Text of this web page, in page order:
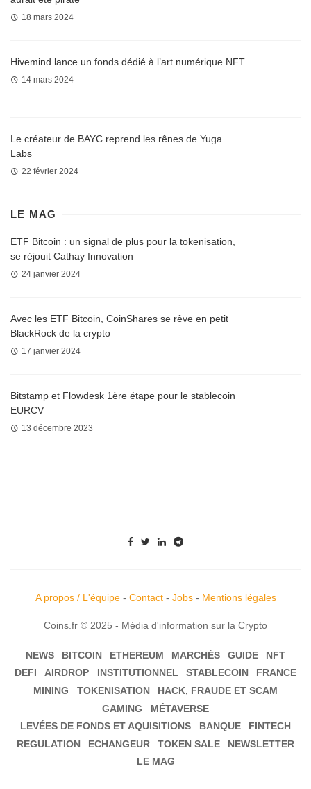
18 mars 2024
Hivemind lance un fonds dédié à l’art numérique NFT
14 mars 2024
Le créateur de BAYC reprend les rênes de Yuga
Labs
22 février 2024
LE MAG
ETF Bitcoin : un signal de plus pour la tokenisation,
se réjouit Cathay Innovation
24 janvier 2024
Avec les ETF Bitcoin, CoinShares se rêve en petit
BlackRock de la crypto
17 janvier 2024
Bitstamp et Flowdesk 1ère étape pour le stablecoin
EURCV
13 décembre 2023
A propos / L'équipe- Contact- Jobs- Mentions légales
Coins.fr © 2025 - Média d'information sur la Crypto
NEWS BITCOIN ETHEREUM MARCHÉS GUIDE
NFT
DEFI
AIRDROP INSTITUTIONNEL STABLECOIN
FRANCE
MINING
TOKENISATION
HACK, FRAUDE ET SCAM
GAMING
MÉTAVERSE
LEVÉES DE FONDS ET AQUISITIONS
BANQUE
FINTECH
REGULATION
ECHANGEUR TOKEN SALE
NEWSLETTER
LE MAG